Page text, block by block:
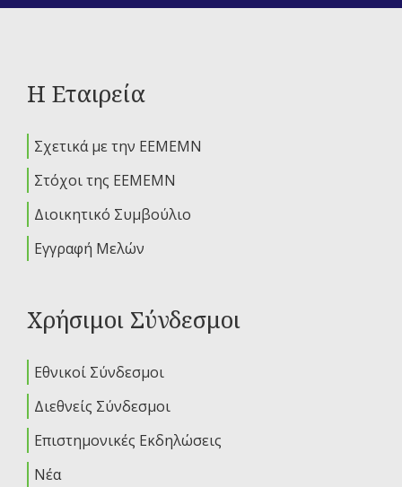
Η Εταιρεία
Σχετικά με την ΕΕΜΕΜΝ
Στόχοι της ΕΕΜΕΜΝ
Διοικητικό Συμβούλιο
Εγγραφή Μελών
Χρήσιμοι Σύνδεσμοι
Εθνικοί Σύνδεσμοι
Διεθνείς Σύνδεσμοι
Επιστημονικές Εκδηλώσεις
Νέα